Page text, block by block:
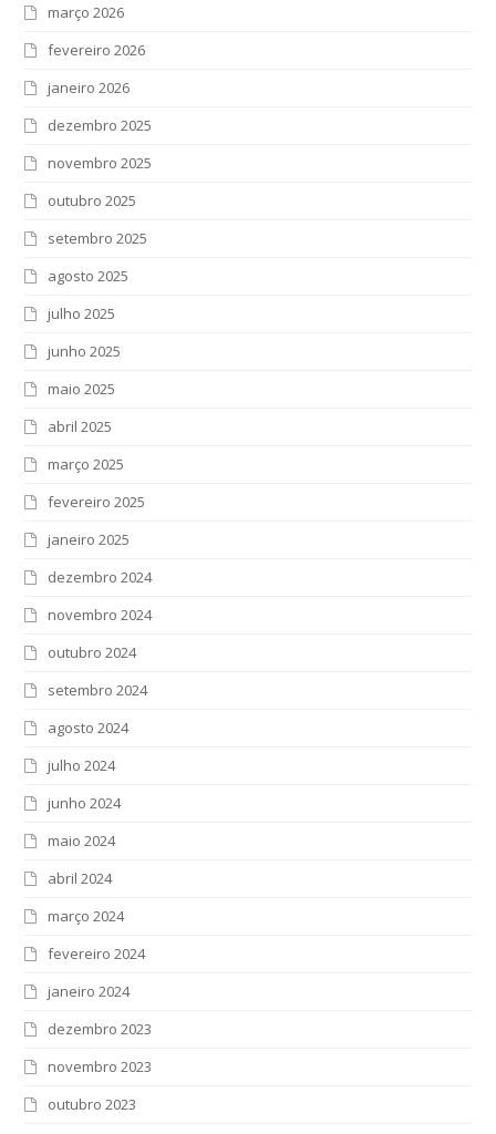
março 2026
fevereiro 2026
janeiro 2026
dezembro 2025
novembro 2025
outubro 2025
setembro 2025
agosto 2025
julho 2025
junho 2025
maio 2025
abril 2025
março 2025
fevereiro 2025
janeiro 2025
dezembro 2024
novembro 2024
outubro 2024
setembro 2024
agosto 2024
julho 2024
junho 2024
maio 2024
abril 2024
março 2024
fevereiro 2024
janeiro 2024
dezembro 2023
novembro 2023
outubro 2023